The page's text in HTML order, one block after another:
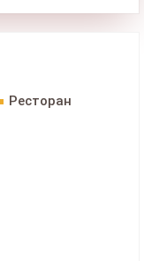
Ресторан